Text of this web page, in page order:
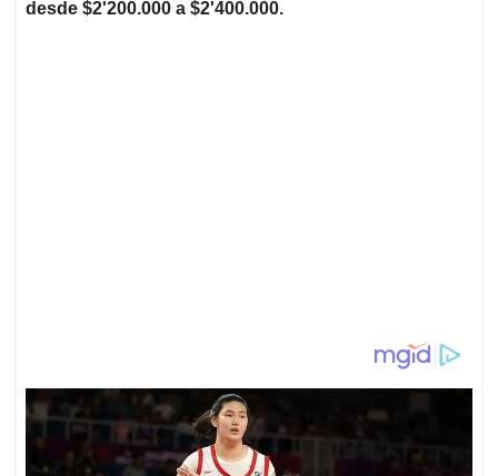
desde $2'200.000 a $2'400.000.